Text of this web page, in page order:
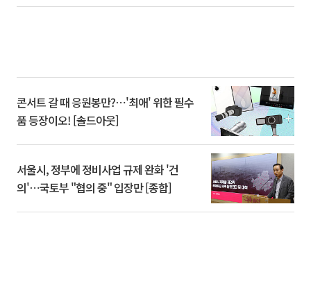
콘서트 갈 때 응원봉만?⋯'최애' 위한 필수
품 등장이오! [솔드아웃]
서울시, 정부에 정비사업 규제 완화 '건
의'⋯국토부 "협의 중" 입장만 [종합]